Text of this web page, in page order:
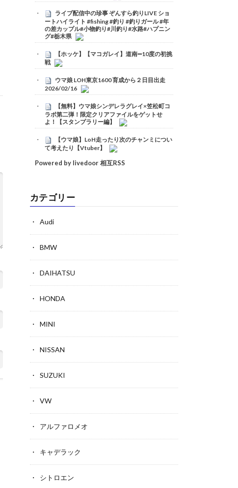
ライブ配信中の珍事 ぞんすら釣りLIVE ショ
ートハイライト #fishing #釣り #釣りガール #年
の差カップル#小物釣り#川釣り#水路#ハプニン
グ#栃木県
【ホッケ】【マコガレイ】道南➖10度の初挑
戦
ウマ娘 LOH東京1600 育成から２日目出走
2026/02/16
【無料】ウマ娘シンデレラグレイ×笠松町コ
ラボ第二弾！限定クリアファイルをゲットせ
よ！【スタンプラリー編】
【ウマ娘】LoH走ったり次のチャンミについ
て考えたり【Vtuber】
Powered by livedoor 相互RSS
カテゴリー
Audi
BMW
DAIHATSU
HONDA
MINI
NISSAN
SUZUKI
VW
アルファロメオ
キャデラック
シトロエン